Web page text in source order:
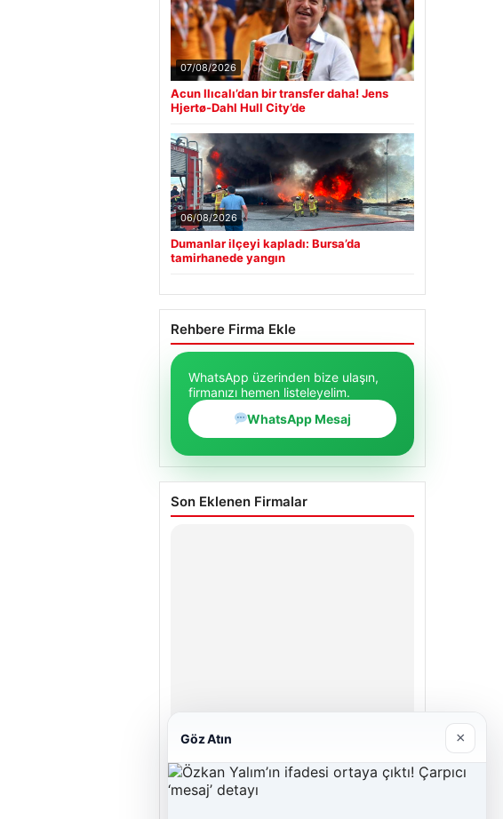
07/08/2026
Acun Ilıcalı’dan bir transfer daha! Jens
Hjertø-Dahl Hull City’de
06/08/2026
Dumanlar ilçeyi kapladı: Bursa’da
tamirhanede yangın
Rehbere Firma Ekle
WhatsApp üzerinden bize ulaşın,
firmanızı hemen listeleyelim.
WhatsApp Mesaj
Son Eklenen Firmalar
Enes Kaplan Avukatlık Bürosu
Göz Atın ×